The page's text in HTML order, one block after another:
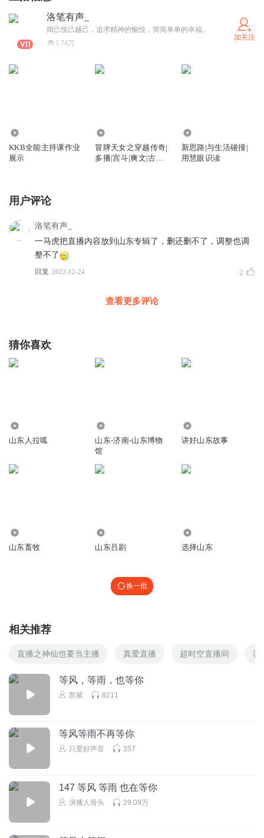
洛笔有声_
阅己悦己越己，追求精神的愉悦，简简单单的幸福。
1.74万
加关注
KKB全能主持课作业
展示
冒牌天女之穿越传奇|
多播|宫斗|爽文|古言|
新思路|与生活碰撞|
用慧眼识读
用户评论
洛笔有声_
一马虎把直播内容放到山东专辑了，删还删不了，调整也调
整不了
回复 2022-12-24 2
查看更多评论
猜你喜欢
山东人拉呱
山东-济南-山东博物
馆
讲好山东故事
山东畜牧 山东吕剧 选择山东
换一批
相关推荐
直播之神仙也要当主播 真爱直播 超时空直播间 我
等风，等雨，也等你
凯紫 8211
等风等雨不再等你
只爱好声音 357
147 等风 等雨 也在等你
演播人骨头 29.09万